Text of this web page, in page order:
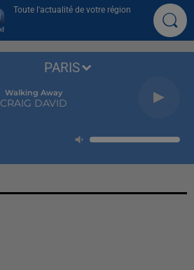
Toute l'actualité de votre région
Walking Away
CRAIG DAVID
PARIS